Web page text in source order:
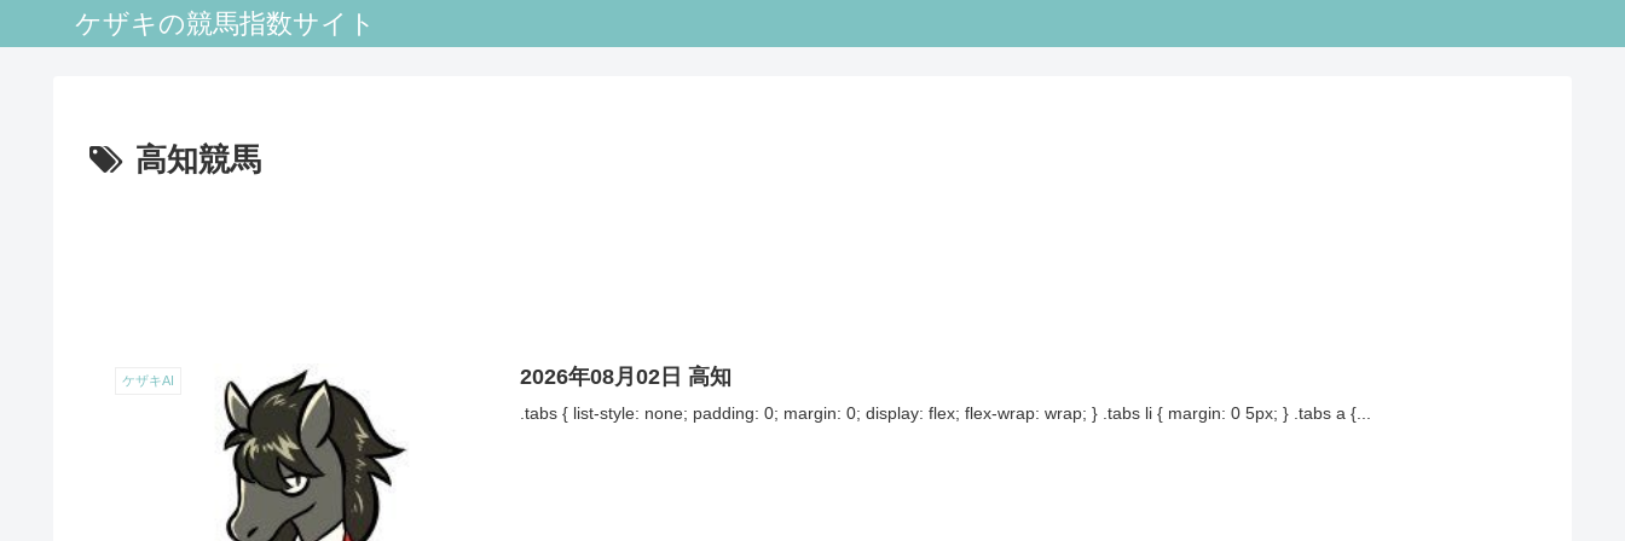
ケザキの競馬指数サイト
高知競馬
ケザキAI 2026年08月02日 高知
.tabs { list-style: none; padding: 0; margin: 0; display: flex; flex-wrap: wrap; } .tabs li { margin: 0 5px; } .tabs a {...